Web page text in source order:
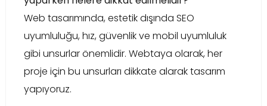
Web tasarımında, estetik dışında SEO
uyumluluğu, hız, güvenlik ve mobil uyumluluk
gibi unsurlar önemlidir. Webtaya olarak, her
proje için bu unsurları dikkate alarak tasarım
yapıyoruz.